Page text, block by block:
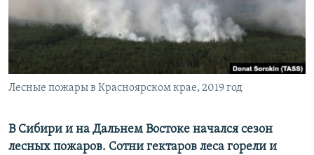
Все сайты РСЕ/РС
Лесные пожары в Красноярском крае, 2019 год
В Сибири и на Дальнем Востоке начался сезон
лесных пожаров. Сотни гектаров леса горели и